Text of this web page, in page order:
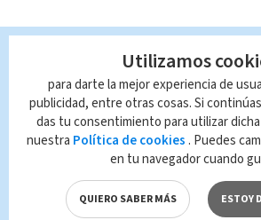
TAGS RELACIONADOS:
Nacional covid-19
Queda prohibida la
parcial del contenido de esta
Utilizamos
para darte la mejor experiencia de
publicidad, entre otras cosas. Si
das tu consentimiento para utilizar
nuestra Política de cookies . Puedes
en tu navegador cuando
QUIERO SABER MÁS ESTOY